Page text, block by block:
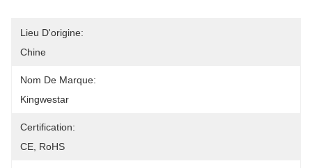
Lieu D'origine:
Chine
Nom De Marque:
Kingwestar
Certification:
CE, RoHS